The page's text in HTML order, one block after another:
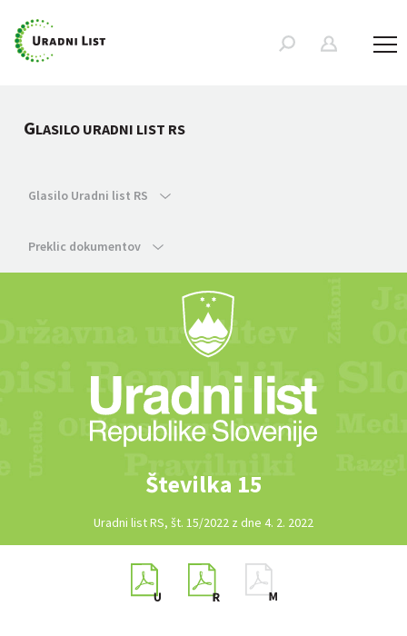
GLASILO URADNI LIST RS
Glasilo Uradni list RS
Preklic dokumentov
Številka 15
Uradni list RS, št. 15/2022 z dne 4. 2. 2022